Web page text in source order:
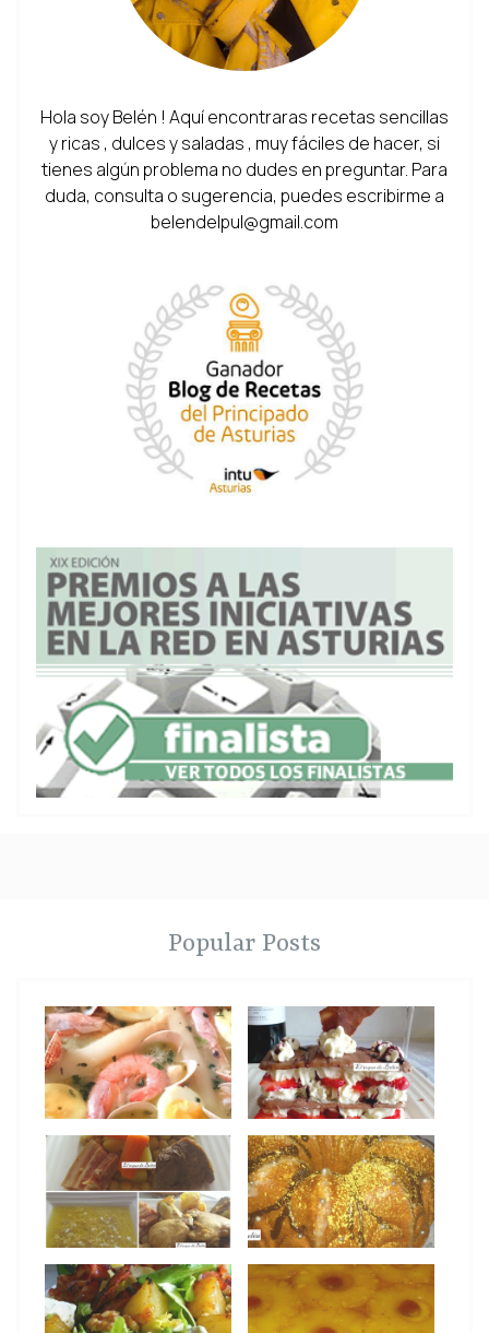
Hola soy Belén ! Aquí encontraras recetas sencillas
y ricas , dulces y saladas , muy fáciles de hacer, si
tienes algún problema no dudes en preguntar. Para
duda, consulta o sugerencia, puedes escribirme a
belendelpul@gmail.com
Popular Posts